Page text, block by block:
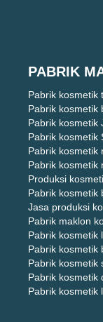
PABRIK
Pabrik kosmetik
Pabrik kosmetik
Pabrik kosmetik
Pabrik kosmetik
Pabrik kosmetik
Pabrik kosmetik
Produksi
Pabrik kosmetik
Jasa produksi
Pabrik maklon
Pabrik kosmetik
Pabrik kosmetik
Pabrik kosmetik
Pabrik kosmetik
Pabrik kosmetik